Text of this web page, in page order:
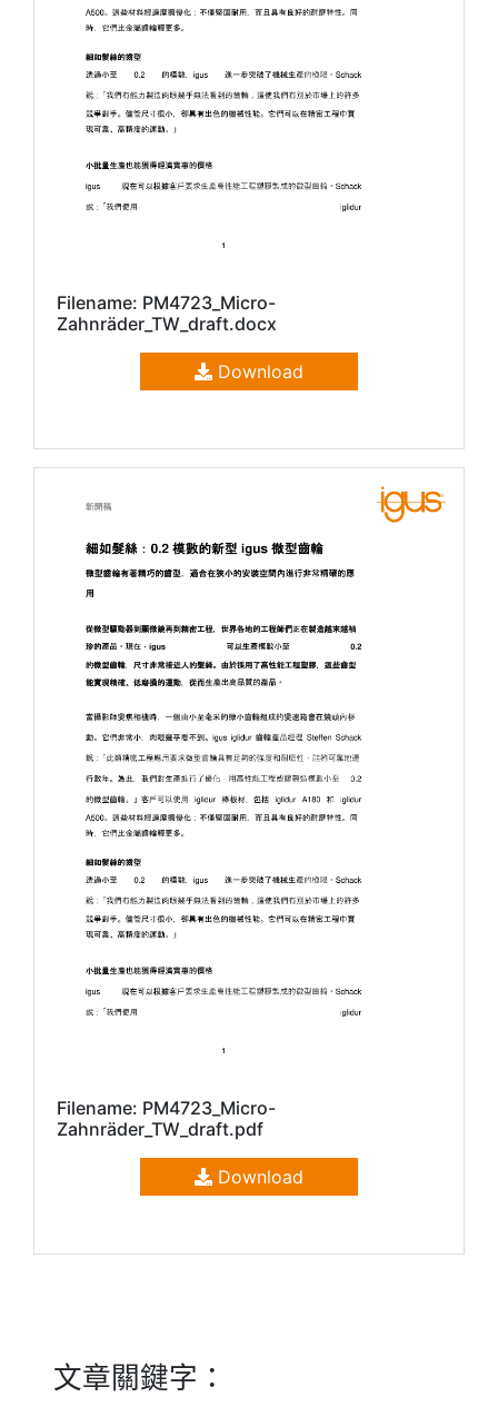
Filename: PM4723_Micro-
Zahnräder_TW_draft.docx
Download
Filename: PM4723_Micro-
Zahnräder_TW_draft.pdf
Download
文章關鍵字：